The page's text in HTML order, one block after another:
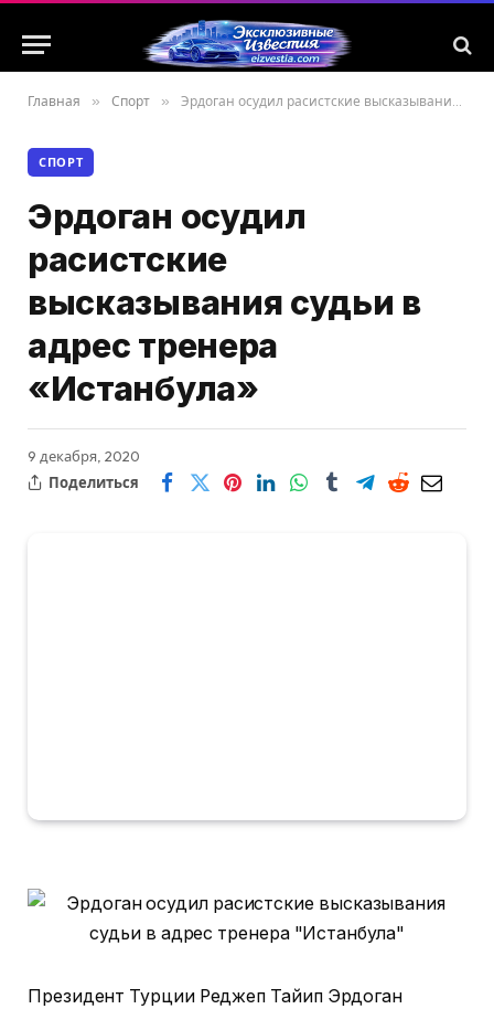
Главная » Спорт » Эрдоган осудил расистские высказывания судьи в адрес тренера «Истанбула»
СПОРТ
Эрдоган осудил
расистские
высказывания судьи в
адрес тренера
«Истанбула»
9 декабря, 2020
Поделиться
Президент Турции Реджеп Тайип Эрдоган